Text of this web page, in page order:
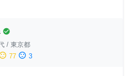
check_circle
/ 東京都
77 sentiment_dissatisfied 3